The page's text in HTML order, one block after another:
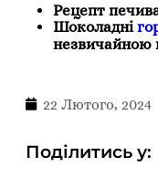
Рецепт
Шоколадні
незвичайною
22 Лютого, 2024
Поділитись у: